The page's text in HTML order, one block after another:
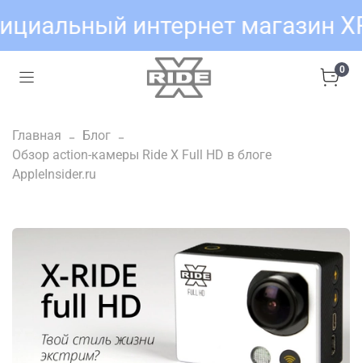
интернет магазин
0
Главная
Блог
Обзор action-камеры Ride X Full HD в блоге
AppleInsider.ru